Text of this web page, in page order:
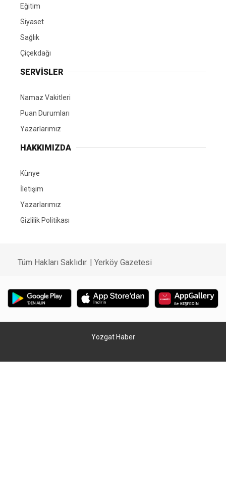
Eğitim
Siyaset
Sağlık
Çiçekdağı
SERVİSLER
Namaz Vakitleri
Puan Durumları
Yazarlarımız
HAKKIMIZDA
Künye
İletişim
Yazarlarımız
Gizlilik Politikası
Tüm Hakları Saklıdır. | Yerköy Gazetesi
Yozgat Haber